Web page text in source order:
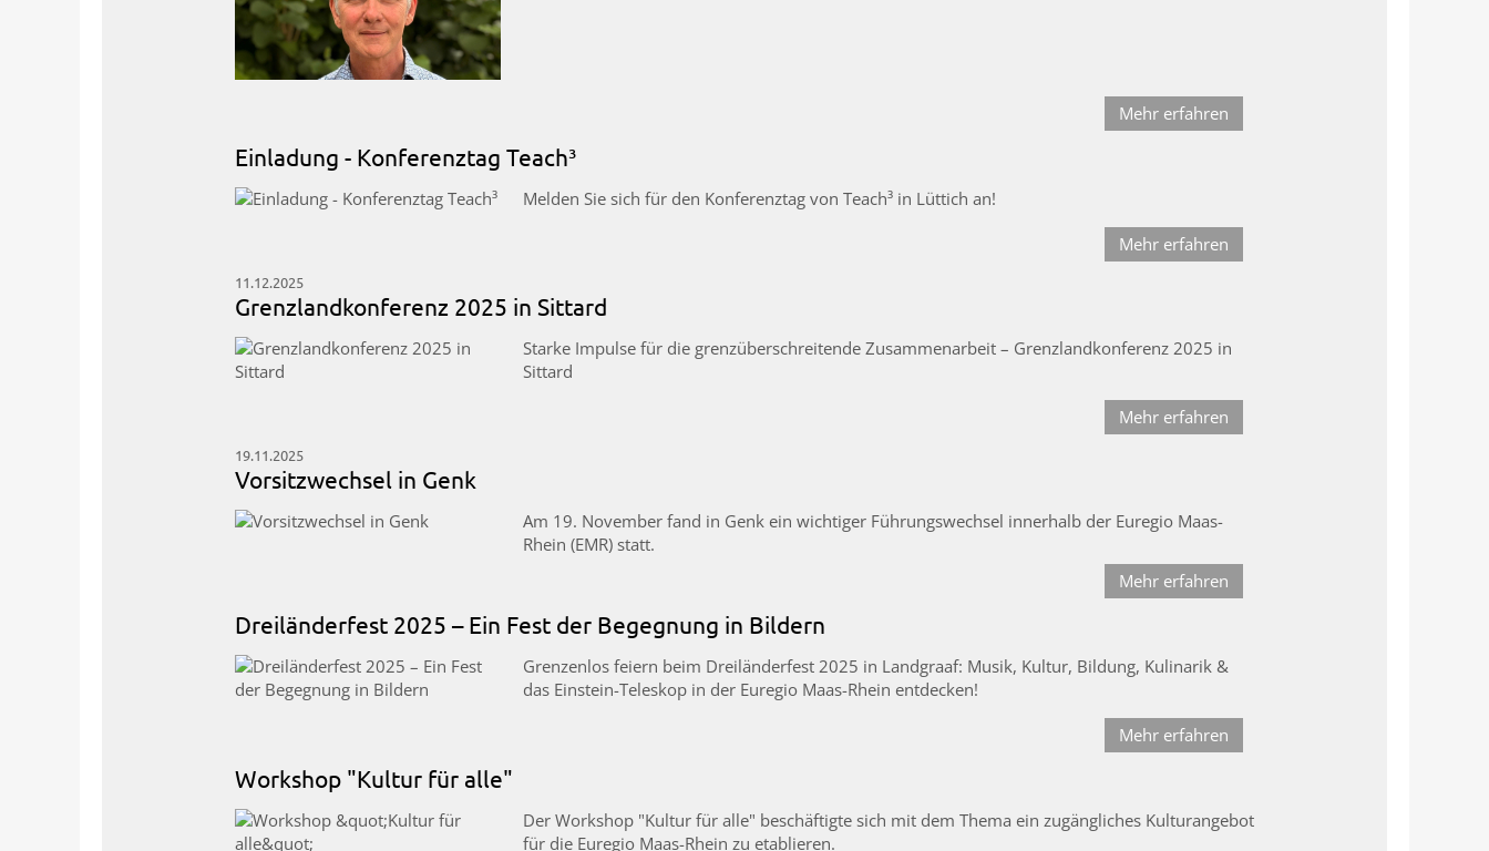
Mehr erfahren
Einladung - Konferenztag Teach³
Melden Sie sich für den Konferenztag von Teach³ in Lüttich an!
Mehr erfahren
11.12.2025
Grenzlandkonferenz 2025 in Sittard
Starke Impulse für die grenzüberschreitende Zusammenarbeit – Grenzlandkonferenz 2025 in
Sittard
Mehr erfahren
19.11.2025
Vorsitzwechsel in Genk
Am 19. November fand in Genk ein wichtiger Führungswechsel innerhalb der Euregio Maas-
Rhein (EMR) statt.
Mehr erfahren
Dreiländerfest 2025 – Ein Fest der Begegnung in Bildern
Grenzenlos feiern beim Dreiländerfest 2025 in Landgraaf: Musik, Kultur, Bildung, Kulinarik &
das Einstein-Teleskop in der Euregio Maas-Rhein entdecken!
Mehr erfahren
Workshop "Kultur für alle"
Der Workshop "Kultur für alle" beschäftigte sich mit dem Thema ein zugängliches Kulturangebot
für die Euregio Maas-Rhein zu etablieren.